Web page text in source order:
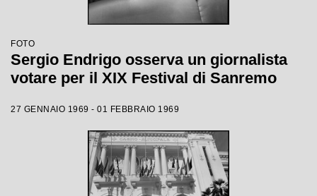
FOTO
Sergio Endrigo osserva un giornalista
votare per il XIX Festival di Sanremo
27 GENNAIO 1969 - 01 FEBBRAIO 1969